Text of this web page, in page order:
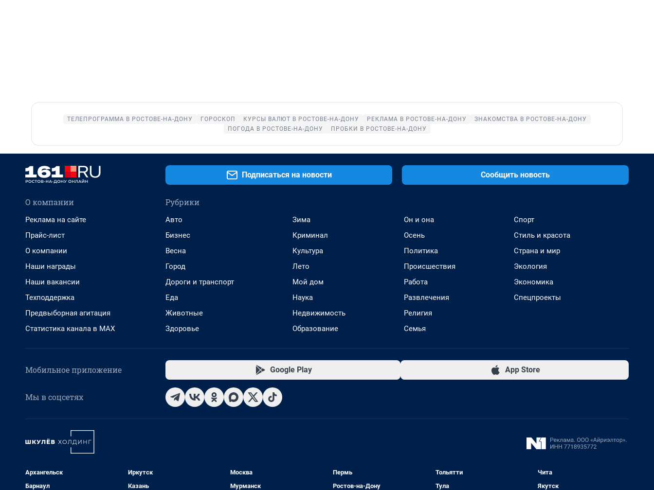
ТЕЛЕПРОГРАММА В РОСТОВЕ-НА-ДОНУ ГОРОСКОП КУРСЫ ВАЛЮТ В РОСТОВЕ-НА-ДОНУ РЕКЛАМА В РОСТОВЕ-НА-ДОНУ
ЗНАКОМСТВА В РОСТОВЕ-НА-ДОНУ
ПОГОДА В РОСТОВЕ-НА-ДОНУ
ПРОБКИ В РОСТОВЕ-НА-ДОНУ
Подписаться на новости Сообщить новость
О компании
Реклама на сайте
Прайс-лист
О компании
Наши награды
Наши вакансии
Техподдержка
Предвыборная агитация
Статистика канала в MAX
Рубрики
Авто
Бизнес
Весна
Город
Дороги и транспорт
Еда
Животные
Здоровье
Зима
Криминал
Культура
Лето
Мой дом
Наука
Недвижимость
Образование
Он и она
Осень
Политика
Происшествия
Работа
Развлечения
Религия
Семья
Спорт
Стиль и красота
Страна и мир
Экология
Экономика
Спецпроекты
Мобильное приложение Google Play App Store
Мы в соцсетях
Архангельск
Барнаул
Иркутск
Казань
Москва
Мурманск
Пермь
Ростов-на-Дону
Тольятти
Тула
Чита
Якутск